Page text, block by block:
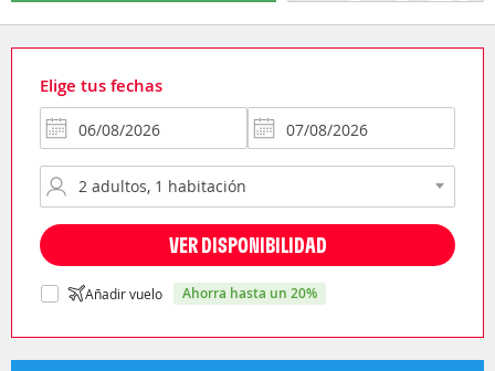
Elige tus fechas
VER DISPONIBILIDAD
Añadir vuelo ahorra hasta un 20%